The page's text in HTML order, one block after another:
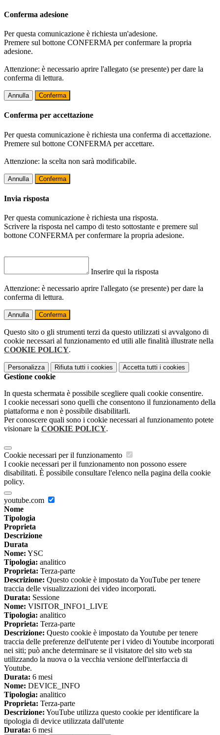
Conferma adesione
Per questa comunicazione è richiesta un'adesione.
Premere sul bottone CONFERMA per confermare la propria
adesione.
Attenzione: è necessario aprire l'allegato (se presente) per dare la
conferma di lettura.
Annulla Conferma
Conferma per accettazione
Per questa comunicazione è richiesta una conferma di accettazione.
Premere sul bottone CONFERMA per accettare.
Attenzione: la scelta non sarà modificabile.
Annulla Conferma
Invia risposta
Per questa comunicazione è richiesta una risposta.
Scrivere la risposta nel campo di testo sottostante e premere sul
bottone CONFERMA per confermare la propria adesione.
Inserire qui la risposta
Attenzione: è necessario aprire l'allegato (se presente) per dare la
conferma di lettura.
Annulla Conferma
Questo sito o gli strumenti terzi da questo utilizzati si avvalgono di
cookie necessari al funzionamento ed utili alle finalità illustrate nella
COOKIE POLICY.
Personalizza Rifiuta tutti i cookies Accetta tutti i cookies
Gestione cookie
In questa schermata è possibile scegliere quali cookie consentire.
I cookie necessari sono quelli che consentono il funzionamento della
piattaforma e non è possibile disabilitarli.
Per conoscere quali sono i cookie necessari al funzionamento potete
visionare la COOKIE POLICY.
Cookie necessari per il funzionamento
I cookie necessari per il funzionamento non possono essere
disabilitati. È possibile consultare l'elenco nella pagina della cookie
policy.
youtube.com
Nome
Tipologia
Proprieta
Descrizione
Durata
Nome: YSC
Tipologia: analitico
Proprieta: Terza-parte
Descrizione: Questo cookie è impostato da YouTube per tenere
traccia delle visualizzazioni dei video incorporati.
Durata: Sessione
Nome: VISITOR_INFO1_LIVE
Tipologia: analitico
Proprieta: Terza-parte
Descrizione: Questo cookie è impostato da Youtube per tenere
traccia delle preferenze dell'utente per i video di Youtube incorporati
nei siti; può anche determinare se il visitatore del sito web sta
utilizzando la nuova o la vecchia versione dell'interfaccia di
Youtube.
Durata: 6 mesi
Nome: DEVICE_INFO
Tipologia: analitico
Proprieta: Terza-parte
Descrizione: YouTube utilizza questo cookie per identificare la
tipologia di device utilizzata dall'utente
Durata: 6 mesi